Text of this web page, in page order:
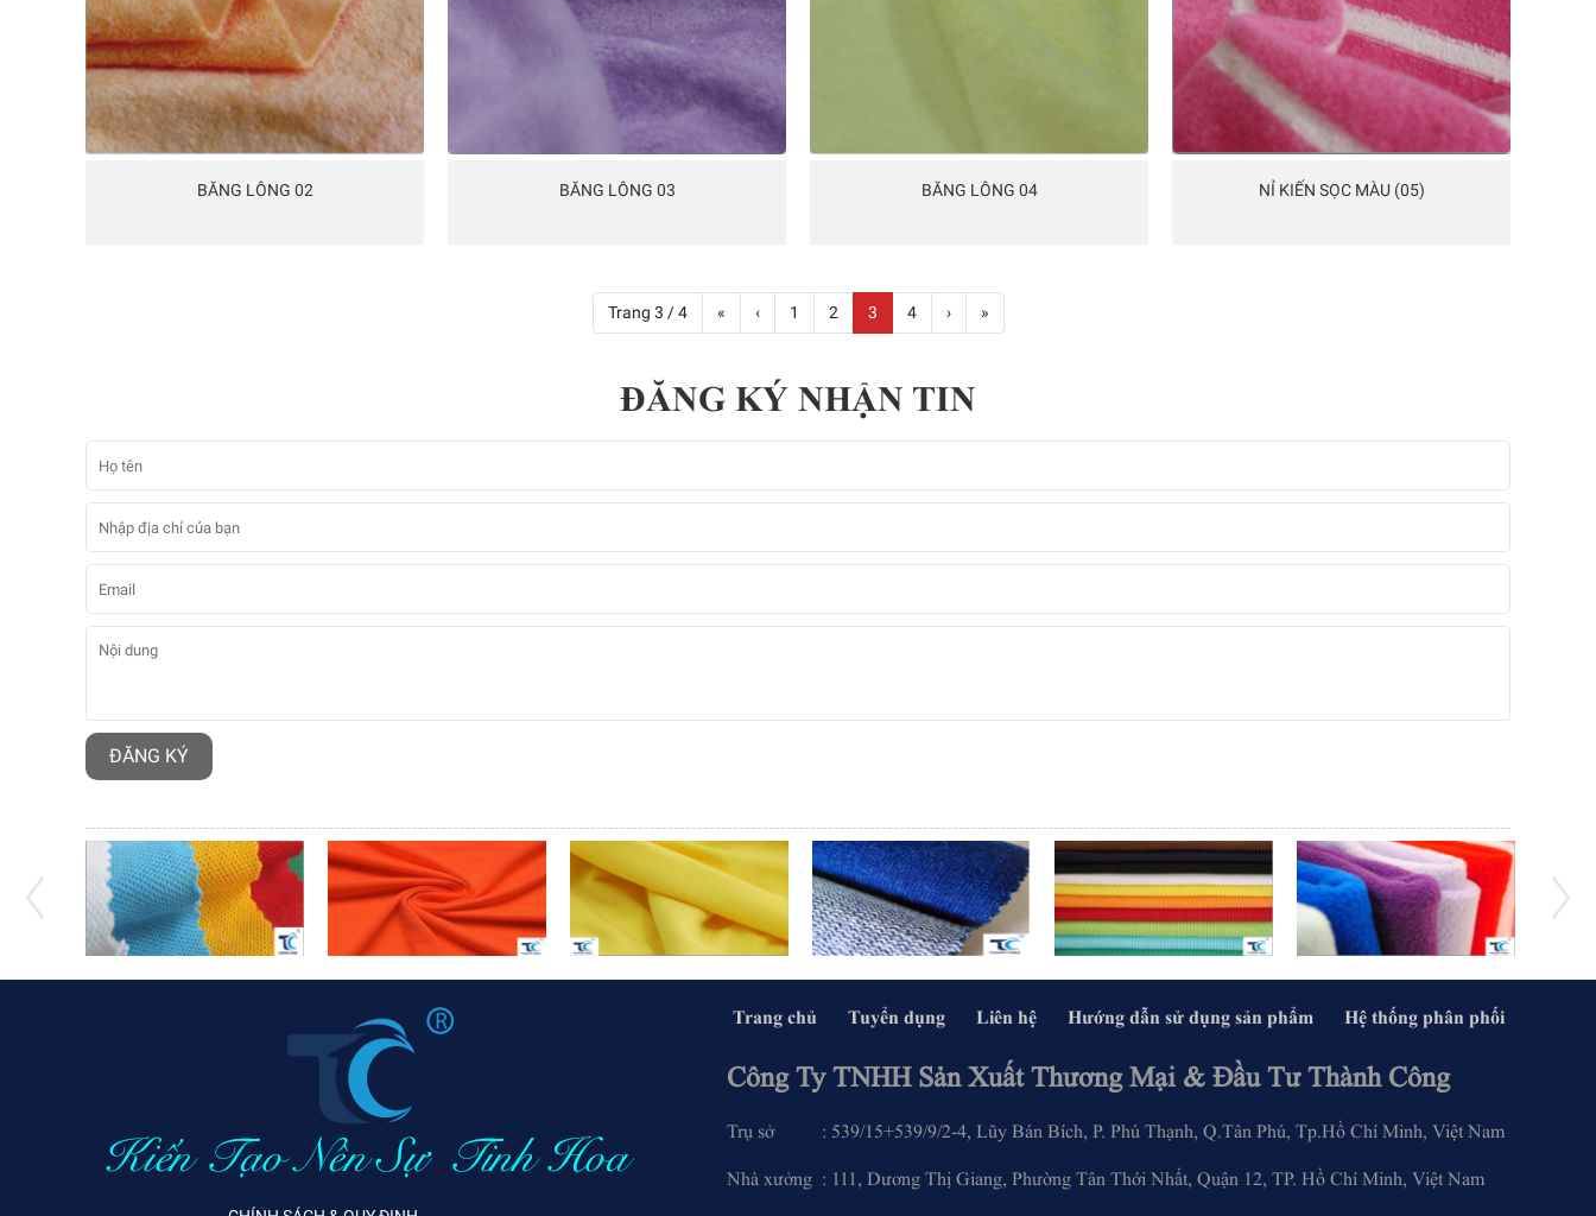
BĂNG LÔNG 02 BĂNG LÔNG 03 BĂNG LÔNG 04 NỈ KIẾN SỌC MÀU (05)
Trang 3 / 4 « ‹ 1 2 3 4 › »
ĐĂNG KÝ NHẬN TIN
Trang chủ Tuyển dụng Liên hệ Hướng dẫn sử dụng sản phẩm Hệ thống phân phối
Công Ty TNHH Sản Xuất Thương Mại & Đầu Tư Thành Công
Trụ sở : 539/15+539/9/2-4, Lũy Bán Bích, P. Phú Thạnh, Q.Tân Phú, Tp.Hồ Chí Minh, Việt Nam
Nhà xưởng : 111, Dương Thị Giang, Phường Tân Thới Nhất, Quận 12, TP. Hồ Chí Minh, Việt Nam